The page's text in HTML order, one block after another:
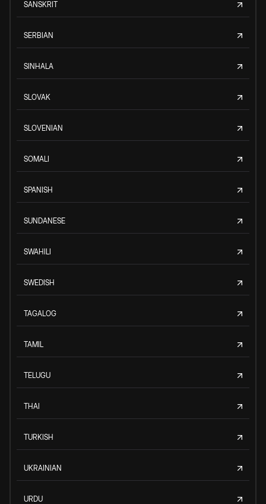
SANSKRIT
SERBIAN
SINHALA
SLOVAK
SLOVENIAN
SOMALI
SPANISH
SUNDANESE
SWAHILI
SWEDISH
TAGALOG
TAMIL
TELUGU
THAI
TURKISH
UKRAINIAN
URDU